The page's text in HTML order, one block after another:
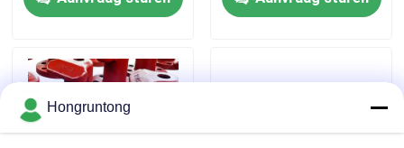
Yokohama rubberstootkussen
Pneumatisch Rubberstootkussen
Hongruntong